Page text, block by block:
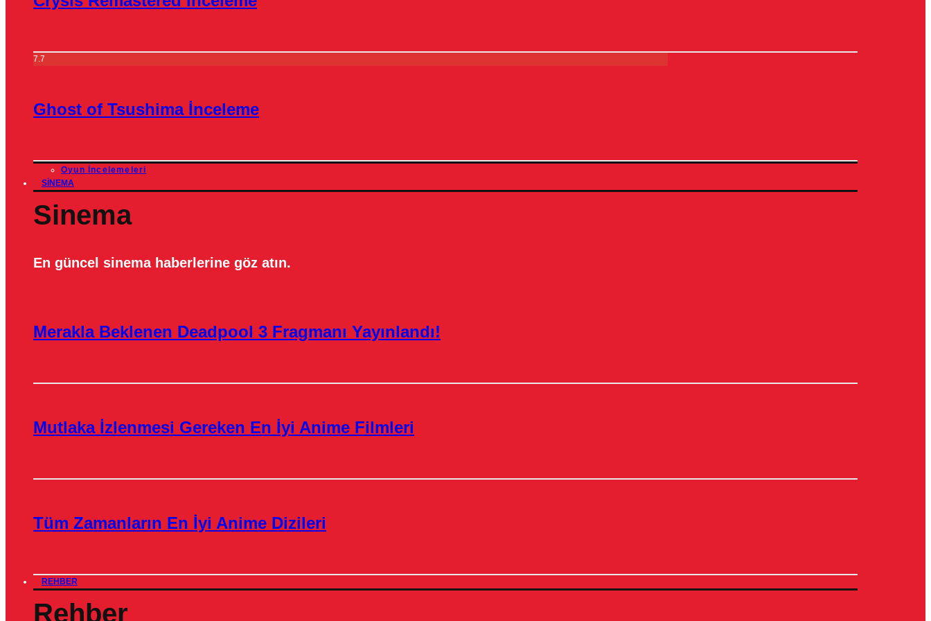
7.7
Ghost of Tsushima İnceleme
Oyun İncelemeleri
SINEMA
Sinema
En güncel sinema haberlerine göz atın.
Merakla Beklenen Deadpool 3 Fragmanı Yayınlandı!
Mutlaka İzlenmesi Gereken En İyi Anime Filmleri
Tüm Zamanların En İyi Anime Dizileri
REHBER
Rehber